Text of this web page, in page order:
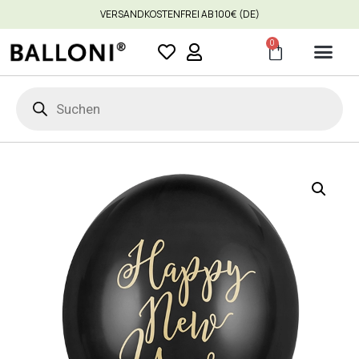
VERSANDKOSTENFREI AB 100€ (DE)
0